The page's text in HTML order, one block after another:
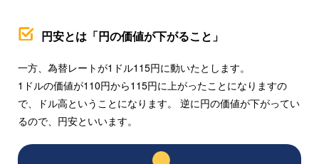
円安とは「円の価値が下がること」
一方、為替レートが1ドル115円に動いたとします。
1ドルの価値が110円から115円に上がったことになりますの
で、ドル高ということになります。 逆に円の価値が下がってい
るので、円安といいます。